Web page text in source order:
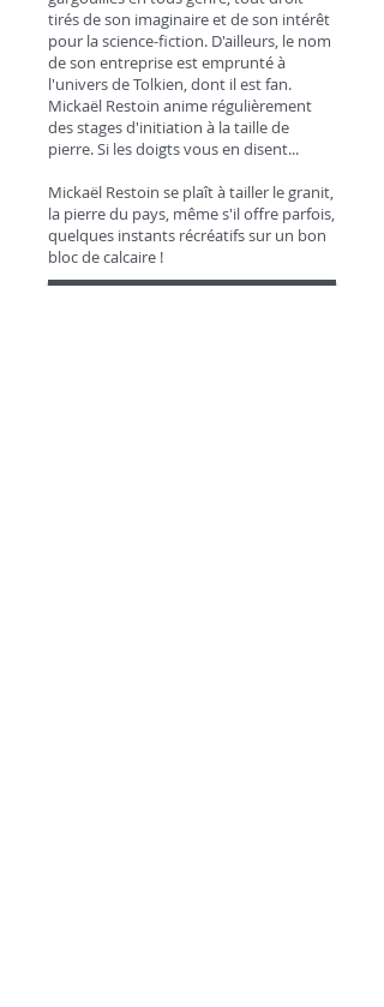
tirés de son imaginaire et de son intérêt
pour la science-fiction. D'ailleurs, le nom
de son entreprise est emprunté à
l'univers de Tolkien, dont il est fan.
Mickaël Restoin anime régulièrement
des stages d'initiation à la taille de
pierre. Si les doigts vous en disent...
Mickaël Restoin se plaît à tailler le granit,
la pierre du pays, même s'il offre parfois,
quelques instants récréatifs sur un bon
bloc de calcaire !